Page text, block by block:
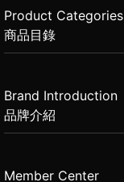
Product Categories
商品目錄
Brand Introduction
品牌介紹
Member Center